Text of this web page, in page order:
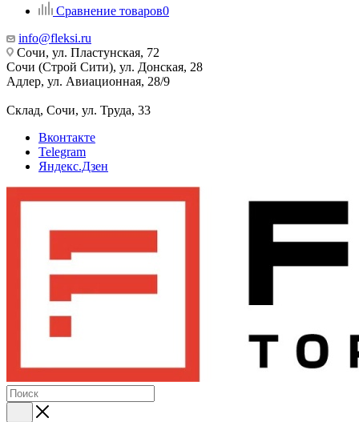
Сравнение товаров0
info@fleksi.ru
Сочи, ул. Пластунская, 72
Сочи (Строй Сити), ул. Донская, 28
Адлер, ул. Авиационная, 28/9
Склад, Сочи, ул. Труда, 33
Вконтакте
Telegram
Яндекс.Дзен